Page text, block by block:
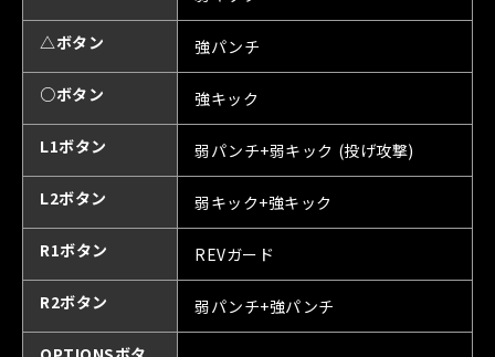
△ボタン 強パンチ
○ボタン 強キック
L1ボタン 弱パンチ+弱キック (投げ攻撃)
L2ボタン 弱キック+強キック
R1ボタン REVガード
R2ボタン 弱パンチ+強パンチ